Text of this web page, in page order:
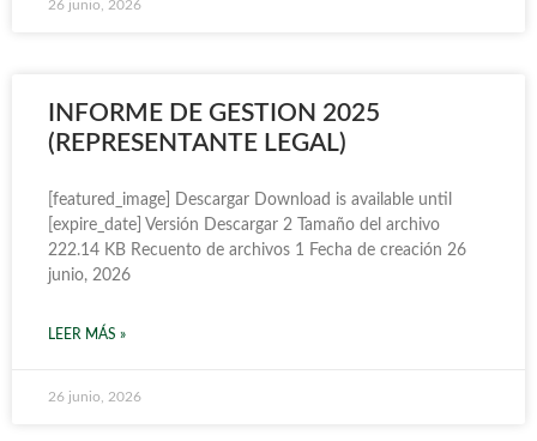
26 junio, 2026
INFORME DE GESTION 2025
(REPRESENTANTE LEGAL)
[featured_image] Descargar Download is available until
[expire_date] Versión Descargar 2 Tamaño del archivo
222.14 KB Recuento de archivos 1 Fecha de creación 26
junio, 2026
LEER MÁS »
26 junio, 2026